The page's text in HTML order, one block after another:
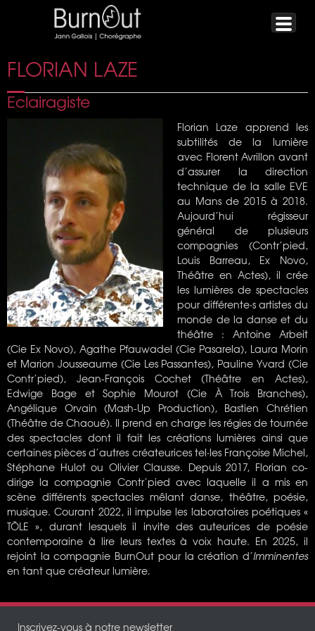
FLORIAN LAZE
Eclairagiste
Florian Laze apprend les
subtilités de la lumière
avec Florent Avrillon avant
d’assurer la direction
technique de la salle EVE
au Mans de 2015 à 2018.
Aujourd’hui régisseur
général de plusieurs
compagnies (Contr’pied,
Louis Barreau, Ex Novo,
Théâtre en Actes), il crée
les lumières de spectacles
pour différente·s artistes du
monde de la danse et du
théâtre : Antoine Arbeit
(Cie Ex Novo), Agathe Pfauwadel (Cie Pasarela), Laura Morin
et Marion Jousseaume (Cie Les Passantes), Pauline Yvard (Cie
Contr’pied), Jean-François Cochet (Théâtre en Actes),
Edwige Bage et Sophie Mourot (Cie À Trois Branches),
Angélique Orvain (Mash-Up Production), Bastien Chrétien
(Théâtre de Chaoué). Il prend en charge les régies de tournée
des spectacles dont il fait les créations lumières ainsi que
certaines pièces d’autres créateurices tel·les Françoise Michel,
Stéphane Hulot ou Olivier Clausse. Depuis 2017, Florian co-
dirige la compagnie Contr’pied avec laquelle il a mis en
scène différents spectacles mêlant danse, théâtre, poésie,
musique. Courant 2022, il impulse les laboratoires poétiques «
TÖLE», durant lesquels il invite des auteurices de poésie
contemporaine à lire leurs textes à voix haute. En 2025, il
rejoint la compagnie BurnOut pour la création d’Imminentes
en tant que créateur lumière.
Inscrivez-vous à notre newsletter